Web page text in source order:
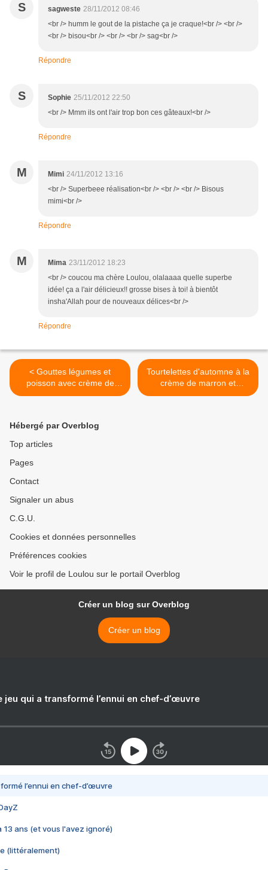
S sagweste 28/11/2012 08:46
<br /> humm le gout de la pistache ça je craque!<br /> <br />
<br /> bisou<br /> <br /> <br /> sag<br />
Répondre
S Sophie 25/11/2012 22:50
<br /> Mmm ils ont l'air trop bon ces gâteaux!<br />
Répondre
M Mimi 24/11/2012 13:16
<br /> Superbeee réalisation<br /> <br /> <br /> Bisous
mimi<br />
Répondre
M Mima 23/11/2012 18:23
<br /> coucou ma chère Loulou, olalaaaa quelle superbe
idée! ça a l'air délicieux!! grosse bises à toi! à bientôt
insha'Allah pour de nouveaux délices<br />
Répondre
< Gouttes légumes et
poisson avec crème de
topinambour
Tourtelettes d'automne à la
crème de marron et
noisettes >
Hébergé par Overblog
Top articles
Pages
Contact
Signaler un abus
C.G.U.
Cookies et données personnelles
Préférences cookies
Voir le profil de Loulou sur le portail Overblog
Créer un blog sur Overblog
Créer un blog
jeu qui a transformé l’ennui en chef-d’œuvre
l’ennui en chef-d’œuvre
13 ans (et vous l'avez ignoré)
(littéralement)